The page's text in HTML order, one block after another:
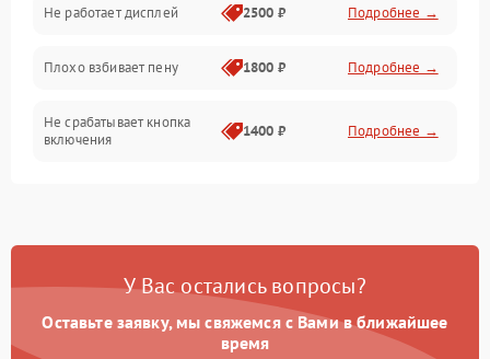
Не работает дисплей 2500 ₽ Подробнее →
Плохо взбивает пену 1800 ₽ Подробнее →
Не срабатывает кнопка
включения
1400 ₽ Подробнее →
Постоянные сбои в работе 1500 ₽ Подробнее →
У Вас остались вопросы?
Оставьте заявку, мы свяжемся с Вами в ближайшее
время